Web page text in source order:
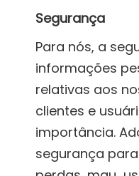
Segurança
Para nós, a
informações
relativas aos
clientes e
importância.
segurança